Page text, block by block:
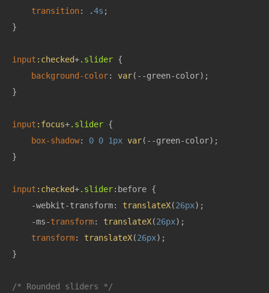
transition: .4s ;
}
input :checked+.slider {
background-color: var(--green-color);
}
input :focus+.slider {
box-shadow: 0 0 1px var(--green-color);
}
input :checked+.slider:before {
    -webkit-transform:
translateX(26px);
    -ms-
transform: translateX(26px);
transform: translateX(26px);
}
/* Rounded sliders */